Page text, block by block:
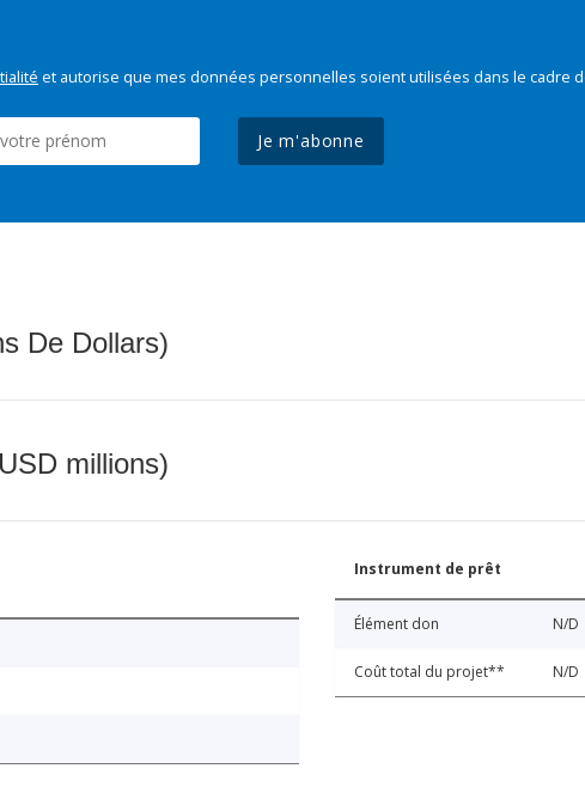
et autorise que mes données personnelles soient utilisées dans le cadre
Je m'abonne
De Dollars)
millions)
Instrument de prêt
Élément don N/D
Coût total du projet** N/D